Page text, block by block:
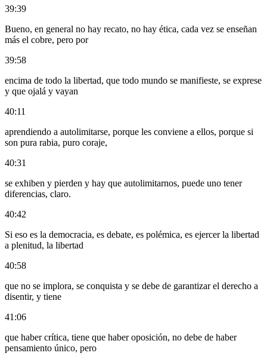
39:39
Bueno, en general no hay recato, no hay ética, cada vez se enseñan
más el cobre, pero por
39:58
encima de todo la libertad, que todo mundo se manifieste, se exprese
y que ojalá y vayan
40:11
aprendiendo a autolimitarse, porque les conviene a ellos, porque si
son pura rabia, puro coraje,
40:31
se exhiben y pierden y hay que autolimitarnos, puede uno tener
diferencias, claro.
40:42
Si eso es la democracia, es debate, es polémica, es ejercer la libertad
a plenitud, la libertad
40:58
que no se implora, se conquista y se debe de garantizar el derecho a
disentir, y tiene
41:06
que haber crítica, tiene que haber oposición, no debe de haber
pensamiento único, pero